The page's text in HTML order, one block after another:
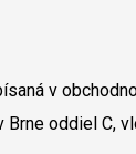
v
Brne oddiel C,